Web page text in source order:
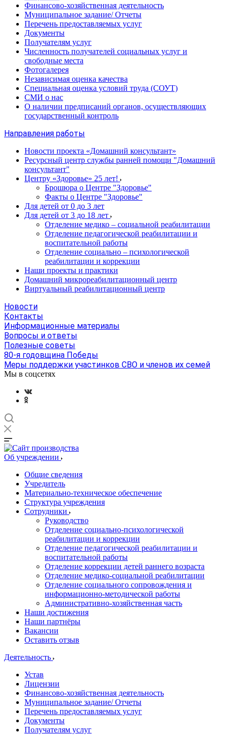
Финансово-хозяйственная деятельность
Муниципальное задание/ Отчеты
Перечень предоставляемых услуг
Документы
Получателям услуг
Численность получателей социальных услуг и
свободные места
Фотогалерея
Независимая оценка качества
Специальная оценка условий труда (СОУТ)
СМИ о нас
О наличии предписаний органов, осуществляющих
государственный контроль
Направления работы
Новости проекта «Домашний консультант»
Ресурсный центр службы ранней помощи "Домашний
консультант"
Центру «Здоровье» 25 лет!
Брошюра о Центре "Здоровье"
Факты о Центре "Здоровье"
Для детей от 0 до 3 лет
Для детей от 3 до 18 лет
Отделение медико – социальной реабилитации
Отделение педагогической реабилитации и
воспитательной работы
Отделение социально – психологической
реабилитации и коррекции
Наши проекты и практики
Домашний микрореабилитационный центр
Виртуальный реабилитационный центр
Новости
Контакты
Информационные материалы
Вопросы и ответы
Полезные советы
80-я годовщина Победы
Меры поддержки участинков СВО и членов их семей
Мы в соцсетях
Об учреждении
Общие сведения
Учредитель
Материально-техническое обеспечение
Структура учреждения
Сотрудники
Руководство
Отделение социально-психологической
реабилитации и коррекции
Отделение педагогической реабилитации и
воспитательной работы
Отделение коррекции детей раннего возраста
Отделение медико-социальной реабилитации
Отделение социального сопровождения и
информационно-методической работы
Административно-хозяйственная часть
Наши достижения
Наши партнёры
Вакансии
Оставить отзыв
Деятельность
Устав
Лицензии
Финансово-хозяйственная деятельность
Муниципальное задание/ Отчеты
Перечень предоставляемых услуг
Документы
Получателям услуг